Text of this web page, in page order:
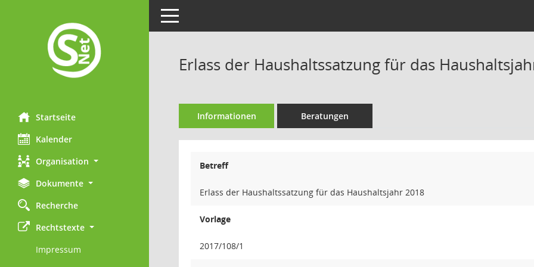
Startseite
Kalender
Organisation
Dokumente
Recherche
Rechtstexte
Impressum
Toggle navigation
Erlass der Haushaltssatzung für das
Informationen Beratungen
Betreff
Erlass der Haushaltssatzung für das Haushaltsjahr 2018
Vorlage
2017/108/1